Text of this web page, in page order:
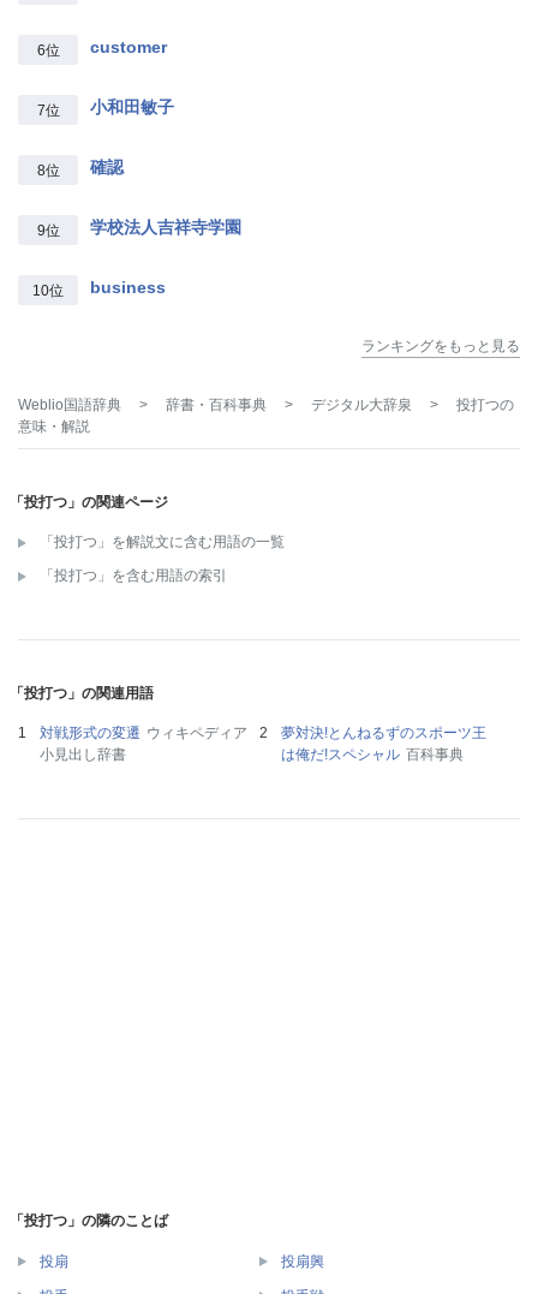
6位 customer
7位 小和田敏子
8位 確認
9位 学校法人吉祥寺学園
10位 business
ランキングをもっと見る
Weblio国語辞典 > 辞書・百科事典 > デジタル大辞泉 > 投打つの
意味・解説
「投打つ」の関連ページ
「投打つ」を解説文に含む用語の一覧
「投打つ」を含む用語の索引
「投打つ」の関連用語
対戦形式の変遷 ウィキペディア
小見出し辞書
夢対決!とんねるずのスポーツ王
は俺だ!スペシャル 百科事典
「投打つ」の隣のことば
投扇 投扇興